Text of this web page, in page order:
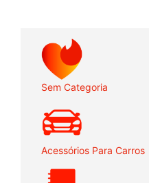
Sem Categoria
Acessórios Para Carros